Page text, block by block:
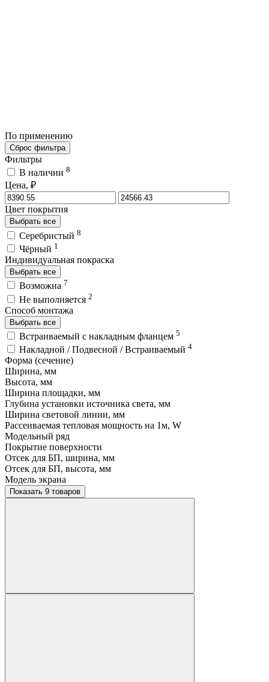
По применению
Сброс фильтра
Фильтры
В наличии 8
Цена, ₽
Цвет покрытия
Выбрать все
Серебристый 8
Чёрный 1
Индивидуальная покраска
Выбрать все
Возможна 7
Не выполняется 2
Способ монтажа
Выбрать все
Встраиваемый с накладным фланцем 5
Накладной / Подвесной / Встраиваемый 4
Форма (сечение)
Ширина, мм
Высота, мм
Ширина площадки, мм
Глубина установки источника света, мм
Ширина световой линии, мм
Рассеиваемая тепловая мощность на 1м, W
Модельный ряд
Покрытие поверхности
Отсек для БП, ширина, мм
Отсек для БП, высота, мм
Модель экрана
Показать 9 товаров